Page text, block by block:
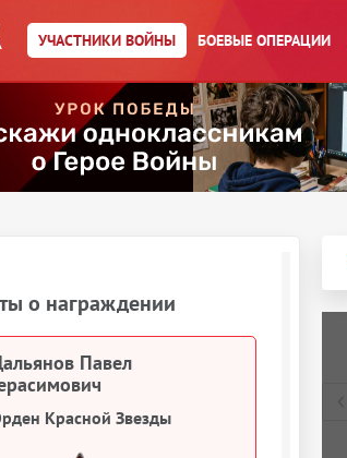
УЧАСТНИКИ ВОЙНЫ БОЕВЫЕ ОПЕРАЦИИ
Картотека награждений
Дальянов Павел Герасимович
о награждении
Павел
Красной Звезды